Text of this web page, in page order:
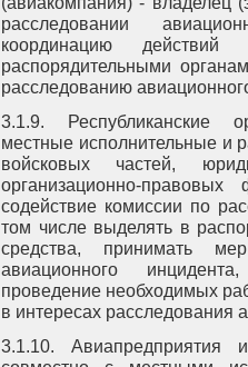
расследовании
координацию
распорядительными
расследованию
3.1.9. Республиканские
местные исполнительные и
войсковых частей,
организационно-
содействие комиссии по
том числе выделять в
средства, принимать
авиационного
проведение необходимых
в интересах расследования
3.1.10. Авиапредприятия